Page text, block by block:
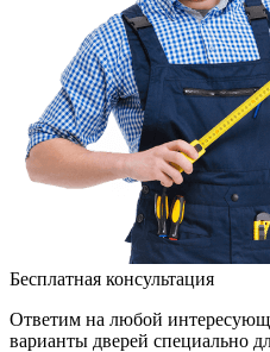
Бесплатная консультация
Ответим на любой
варианты дверей специально